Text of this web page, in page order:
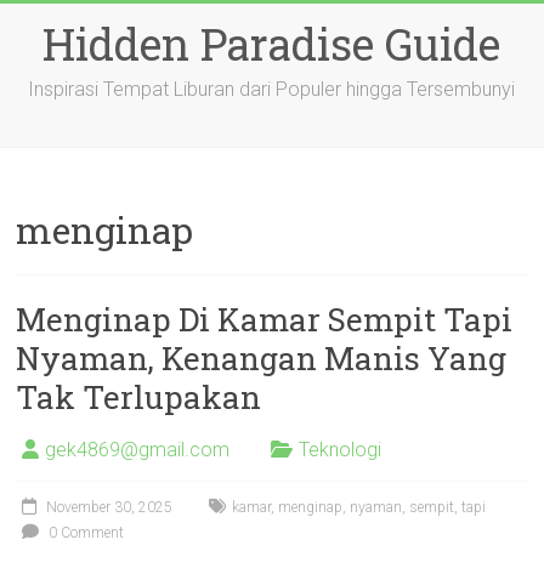
contentHidden Paradise Guide
Inspirasi Tempat Liburan dari Populer hingga Tersembunyi
menginap
Menginap Di Kamar Sempit Tapi
Nyaman, Kenangan Manis Yang
Tak Terlupakan
gek4869@gmail.com Teknologi
November 30, 2025 kamar, menginap, nyaman, sempit,tapi
0 Comment